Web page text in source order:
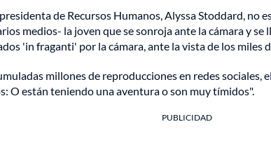
de Recursos Humanos, Alyssa Stoddard, no
medios- la joven que se sonroja ante la cámara y se
'in fraganti' por la cámara, ante la vista de los miles
millones de reproducciones en redes
O están teniendo una aventura o son muy tímidos".
PUBLICIDAD